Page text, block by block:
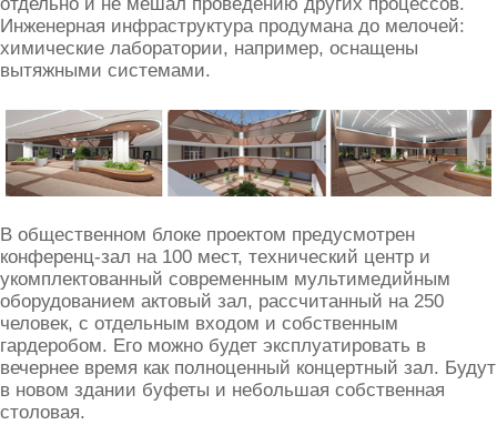
Инженерная инфраструктура продумана до мелочей:
химические лаборатории, например, оснащены
вытяжными системами.
В общественном блоке проектом предусмотрен
конференц-зал на 100 мест, технический центр и
укомплектованный современным мультимедийным
оборудованием актовый зал, рассчитанный на 250
человек, с отдельным входом и собственным
гардеробом. Его можно будет эксплуатировать в
вечернее время как полноценный концертный зал. Будут
в новом здании буфеты и небольшая собственная
столовая.